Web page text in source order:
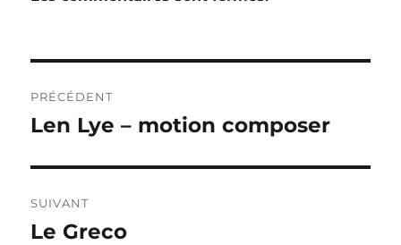
de
PRÉCÉDENT
Publication
Len Lye – motion composer
SUIVANT
Publication
Le Greco